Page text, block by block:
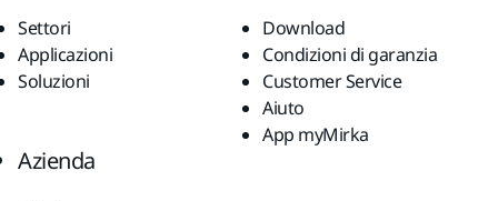
Settori
Applicazioni
Soluzioni
Download
Condizioni di garanzia
Customer Service
Aiuto
App myMirka
Azienda